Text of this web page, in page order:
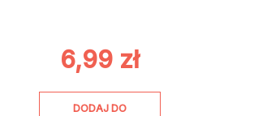
6,99 zł
DODAJ DO